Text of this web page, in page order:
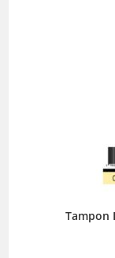
Tampon